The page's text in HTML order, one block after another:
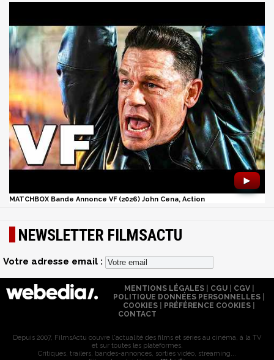
►
MATCHBOX Bande Annonce VF (2026) John Cena, Action
NEWSLETTER FILMSACTU
Votre adresse email :
MENTIONS LÉGALES| CGU| CGV|
POLITIQUE DONNÉES PERSONNELLES
COOKIES
PRÉFÉRENCE COOKIES
CONTACT
Depuis 2007, FilmsActu couvre l'actualité des films et séries au cinéma, à la TV
et sur toutes les plateformes.
Critiques, trailers, bandes-annonces, sorties vidéo, streaming...